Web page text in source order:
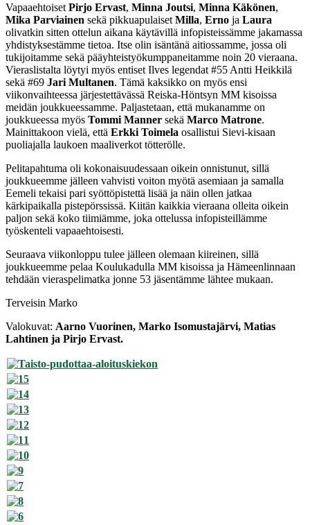
Vapaaehtoiset Pirjo Ervast, Minna Joutsi, Minna Käkönen,
Mika Parviainen sekä pikkuapulaiset Milla, Erno ja Laura
olivatkin sitten ottelun aikana käytävillä infopisteissämme jakamassa
yhdistyksestämme tietoa. Itse olin isäntänä aitiossamme, jossa oli
tukijoitamme sekä pääyhteistyökumppaneitamme noin 20 vieraana.
Vieraslistalta löytyi myös entiset Ilves legendat #55 Antti Heikkilä
sekä #69 Jari Multanen. Tämä kaksikko on myös ensi
viikonvaihteessa järjestettävässä Reiska-Höntsyn MM kisoissa
meidän joukkueessamme. Paljastetaan, että mukanamme on
joukkueessa myös Tommi Manner sekä Marco Matrone.
Mainittakoon vielä, että Erkki Toimela osallistui Sievi-kisaan
puoliajalla laukoen maaliverkot tötterölle.
Pelitapahtuma oli kokonaisuudessaan oikein onnistunut, sillä
joukkueemme jälleen vahvisti voiton myötä asemiaan ja samalla
Eemeli tekaisi pari syöttöpistettä lisää ja näin ollen jatkaa
kärkipaikalla pistepörssissä. Kiitän kaikkia vieraana olleita oikein
paljon sekä koko tiimiämme, joka ottelussa infopisteillämme
työskenteli vapaaehtoisesti.
Seuraava viikonloppu tulee jälleen olemaan kiireinen, sillä
joukkueemme pelaa Koulukadulla MM kisoissa ja Hämeenlinnaan
tehdään vieraspelimatka jonne 53 jäsentämme lähtee mukaan.
Terveisin Marko
Valokuvat: Aarno Vuorinen, Marko Isomustajärvi, Matias
Lahtinen ja Pirjo Ervast.